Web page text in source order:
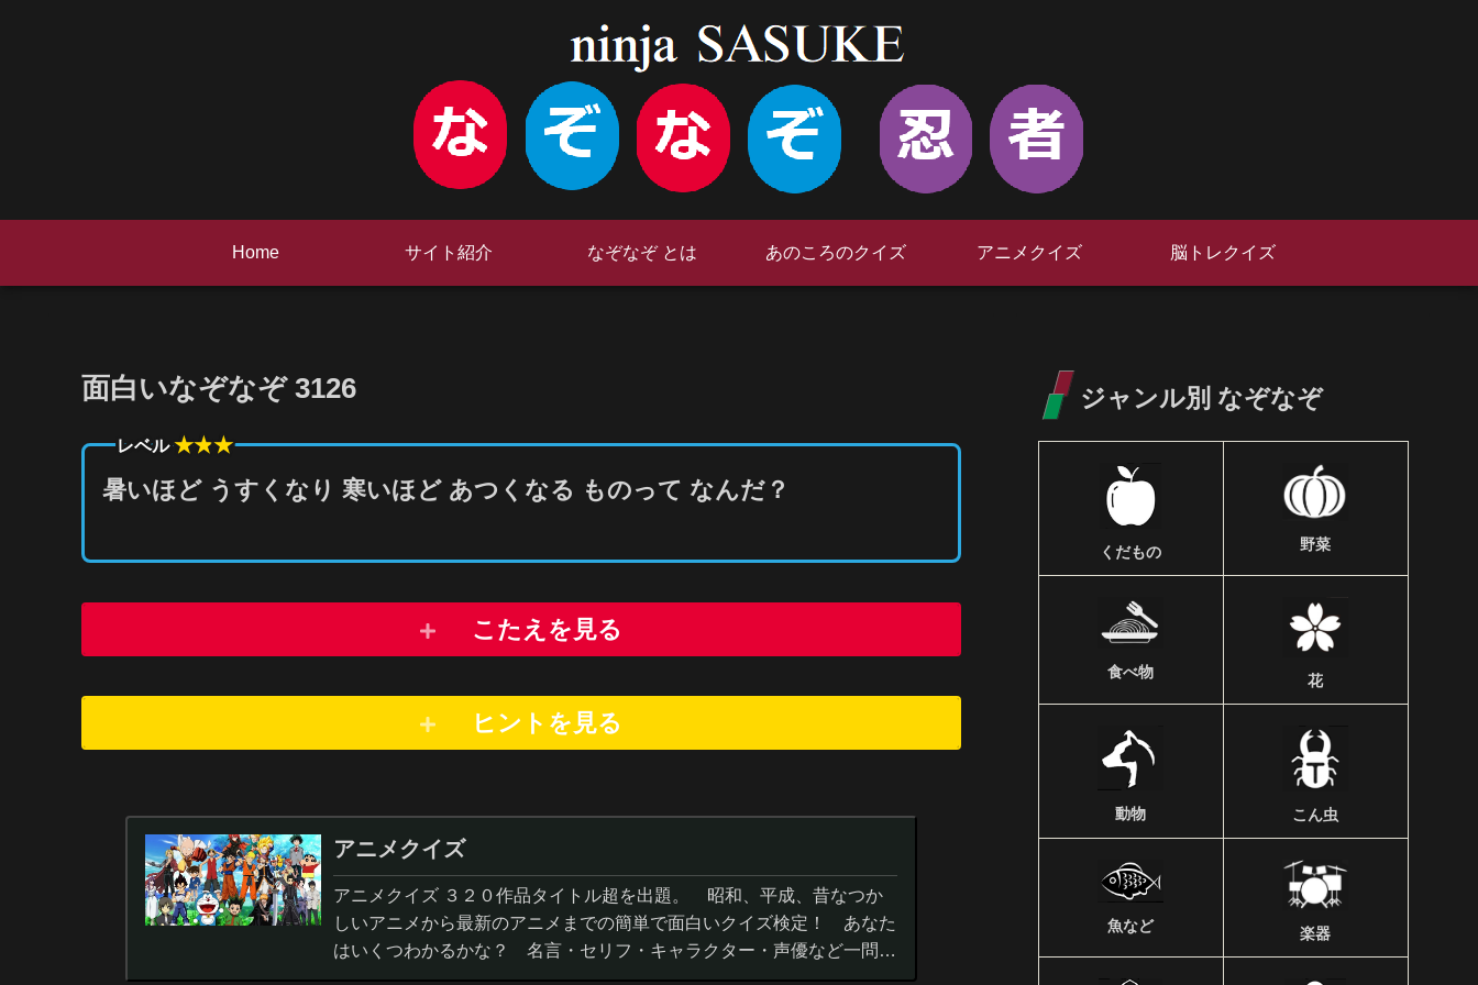
Home サイト紹介 なぞなぞ とは あのころのクイズ アニメクイズ 脳トレクイズ
面白いなぞなぞ 3126
レベル★★★
暑いほど うすくなり 寒いほど あつくなる ものって なんだ？
こたえを見る
ヒントを 見る
アニメクイズ
アニメクイズ ３２０作品タイトル超を出題。 昭和、平成、昔なつか
しいアニメから最新のアニメまでの簡単で面白いクイズ検定！ あなた
はいくつわかるかな？ 名言・セリフ・キャラクター・声優など一問一
答から3択・4択問題までの小学生の簡単問題から難...
ジャンル別 なぞなぞ
くだもの 野菜
食べ物 花
動物 こん虫
魚など 楽器